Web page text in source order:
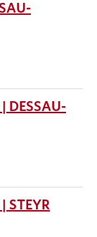
DESSAU-
STEYR